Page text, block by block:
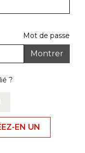
Mot de passe
Montrer
?
EN UN